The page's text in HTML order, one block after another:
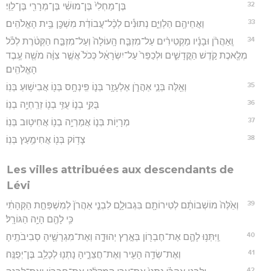
32 בֶּן־מַחְלִי֙ בֶּן־מוּשִׁ֔י בֶּן־מְרָרִ֖י בֶּן־לֵוִֽי׃
33 וַאֲחֵיהֶ֖ם הַלְוִיִּ֑ם נְתוּנִ֕ים לְכָ֨ל־עֲבוֹדַ֔ת מִשְׁכַּ֖ן בֵּ֥ית הָאֱלֹהִֽים׃
34
וְֽאַהֲרֹ֨ן וּבָנָ֜יו מַקְטִירִ֨ים עַל־מִזְבַּ֤ח הָֽעוֹלָה֙ וְעַל־מִזְבַּ֣ח הַקְּטֹ֔רֶת לְכֹ֕ל
מְלֶ֖אכֶת קֹ֣דֶשׁ הַקֳּדָשִׁ֑ים וּלְכַפֵּר֙ עַל־יִשְׂרָאֵ֔ל כְּכֹל֙ אֲשֶׁ֣ר צִוָּ֔ה מֹשֶׁ֖ה עֶ֥בֶד
הָאֱלֹהִֽים׃
35 וְאֵ֖לֶּה בְּנֵ֣י אַהֲרֹ֑ן אֶלְעָזָ֥ר בְּנ֛וֹ פִּֽינְחָ֥ס בְּנ֖וֹ אֲבִישׁ֥וּעַ בְּנֽוֹ׃
36 בֻּקִּ֥י בְנ֛וֹ עֻזִּ֥י בְנ֖וֹ זְרַֽחְיָ֥ה בְנֽוֹ׃
37 מְרָי֥וֹת בְּנ֛וֹ אֲמַרְיָ֥ה בְנ֖וֹ אֲחִיט֥וּב בְּנֽוֹ׃
38 צָד֥וֹק בְּנ֖וֹ אֲחִימַ֥עַץ בְּנֽוֹ׃
Les villes attribuées aux descendants de
Lévi
39
וְאֵ֙לֶּה֙ מוֹשְׁבוֹתָ֔ם לְטִירוֹתָ֖ם בִּגְבוּלָ֑ם לִבְנֵ֤י אַהֲרֹן֙ לְמִשְׁפַּחַ֣ת הַקְּהָתִ֔י
כִּ֥י לָהֶ֖ם הָיָ֥ה הַגּוֹרָֽל׃
40 וַֽיִּתְּנ֥וּ לָהֶ֛ם אֶת־חֶבְר֖וֹן בְּאֶ֣רֶץ יְהוּדָ֑ה וְאֶת־מִגְרָשֶׁ֖יהָ סְבִיבֹתֶֽיהָ׃
41 וְאֶת־שְׂדֵ֥ה הָעִ֖יר וְאֶת־חֲצֵרֶ֑יהָ נָתְנ֖וּ לְכָלֵ֥ב בֶּן־יְפֻנֶּֽה׃
42